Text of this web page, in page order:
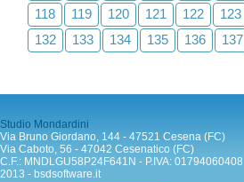
118
119 120 121 122 123
132
133 134 135 136 137
Studio Mondardini
Via Bruno Giordano, 144 - 47521 Cesena (FC)
Via Caboto, 56 - 47042 Cesenatico (FC)
C.F.: MNDLGU58P24F641N - P.IVA: 01794060408
2013 - bsdsoftware.it